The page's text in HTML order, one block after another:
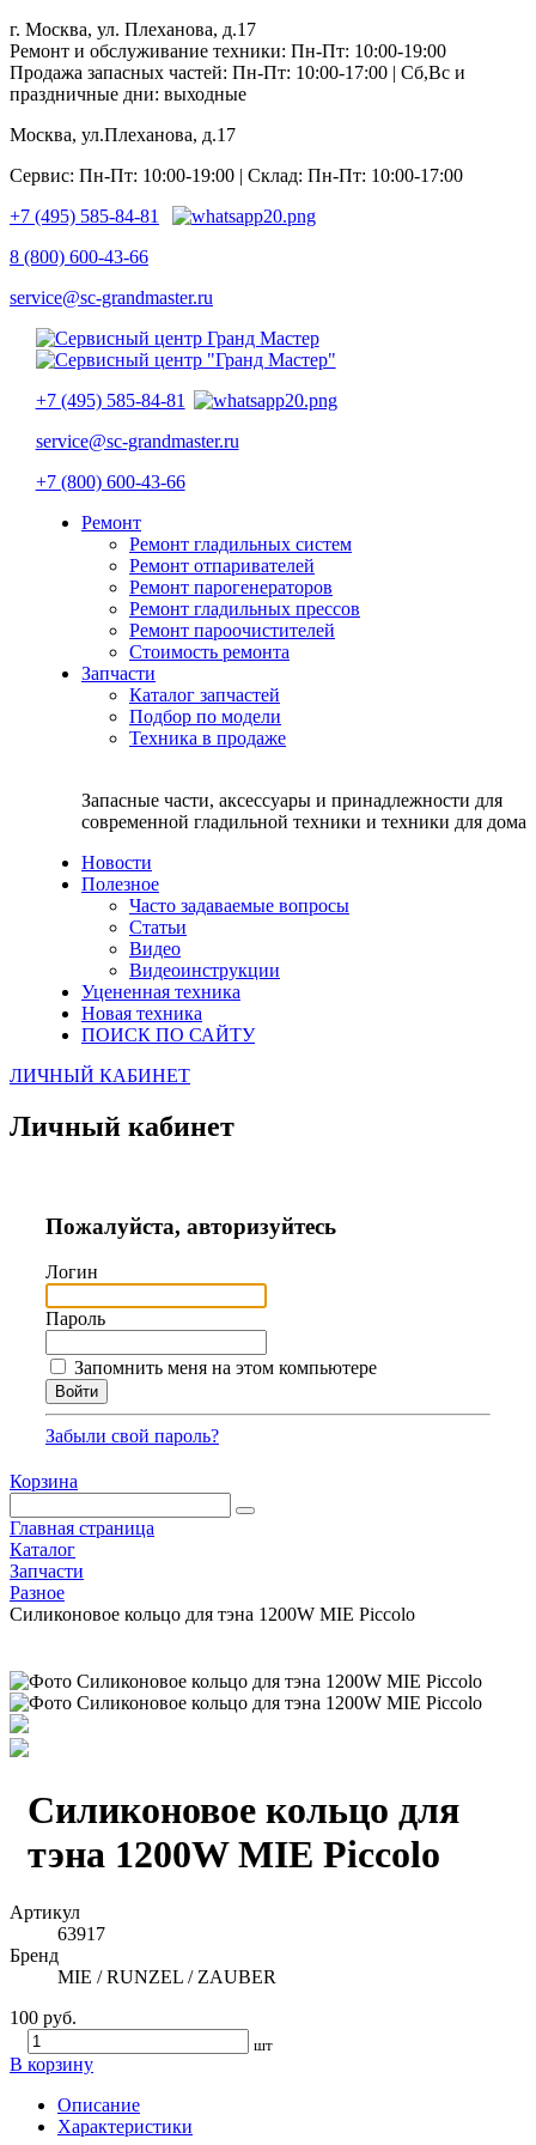
г. Москва, ул. Плеханова, д.17
Ремонт и обслуживание техники: Пн-Пт: 10:00-19:00
Продажа запасных частей: Пн-Пт: 10:00-17:00 | Сб,Вс и
праздничные дни: выходные
Москва, ул.Плеханова, д.17
Сервис: Пн-Пт: 10:00-19:00 | Склад: Пн-Пт: 10:00-17:00
+7 (495) 585-84-81
8 (800) 600-43-66
service@sc-grandmaster.ru
+7 (495) 585-84-81
service@sc-grandmaster.ru
+7 (800) 600-43-66
Ремонт
Ремонт гладильных систем
Ремонт отпаривателей
Ремонт парогенераторов
Ремонт гладильных прессов
Ремонт пароочистителей
Стоимость ремонта
Запчасти
Каталог запчастей
Подбор по модели
Техника в продаже
Запасные части, аксессуары и принадлежности для
современной гладильной техники и техники для дома
Новости
Полезное
Часто задаваемые вопросы
Статьи
Видео
Видеоинструкции
Уцененная техника
Новая техника
ПОИСК ПО САЙТУ
ЛИЧНЫЙ КАБИНЕТ
Личный кабинет
Пожалуйста, авторизуйтесь
Логин
Пароль
Запомнить меня на этом компьютере
Забыли свой пароль?
Корзина
Главная страница
Каталог
Запчасти
Разное
Силиконовое кольцо для тэна 1200W MIE Piccolo
Силиконовое кольцо для
тэна 1200W MIE Piccolo
Артикул
63917
Бренд
MIE / RUNZEL / ZAUBER
100 руб.
шт
В корзину
Описание
Характеристики